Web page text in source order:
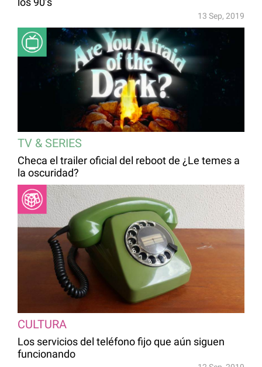
13 Sep, 2019
TV & SERIES
Checa el trailer oficial del reboot de ¿Le temes a
la oscuridad?
CULTURA
Los servicios del teléfono fijo que aún siguen
funcionando